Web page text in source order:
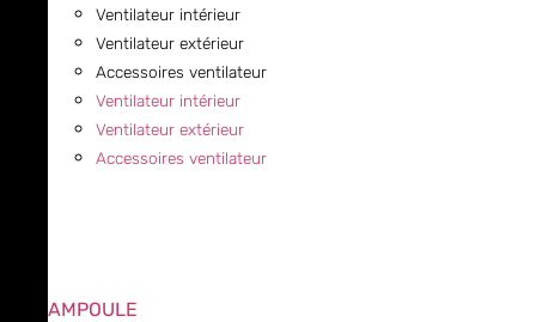
Ventilateur intérieur
Ventilateur extérieur
Accessoires ventilateur
Ventilateur intérieur
Ventilateur extérieur
Accessoires ventilateur
AMPOULE